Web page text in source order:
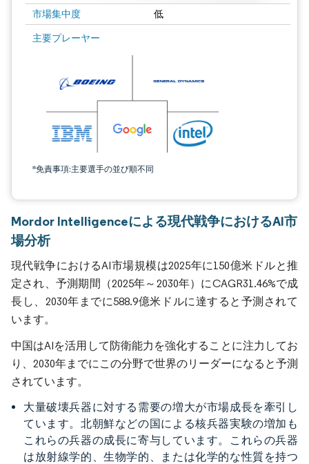
市場集中度 低
主要プレーヤー
*免責事項:主要選手の並び順不同
Mordor Intelligenceによる現代戦争におけるAI市
場分析
現代戦争におけるAI市場規模は2025年に150億米ドルと推
定され、予測期間（2025年～2030年）にCAGR31.46%で成
長し、2030年までに588.9億米ドルに達すると予測されて
います。
中国はAIを活用して防衛能力を強化することに注力してお
り、2030年までにこの分野で世界のリーダーになると予測
されています。
大量破壊兵器に対する需要の増大が市場成長を牽引し
ています。北朝鮮などの国による核兵器実験の増加も
これらの兵器の成長に寄与しています。これらの兵器
は放射線学的、生物学的、または化学的な性質を持つ